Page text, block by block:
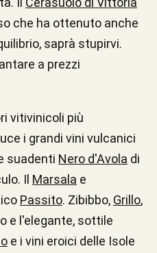
che ha ottenuto anche
saprà stupirvi.
a prezzi
vitivinicoli più
i grandi vini vulcanici
suadenti Nero d'Avola di
Il Marsala e
Passito. Zibibbo, Grillo,
e l'elegante, sottile
e i vini eroici delle Isole